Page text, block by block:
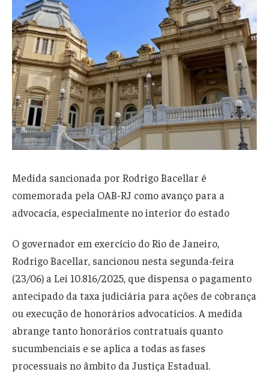
Medida sancionada por Rodrigo Bacellar é
comemorada pela OAB-RJ como avanço para a
advocacia, especialmente no interior do estado
O governador em exercício do Rio de Janeiro,
Rodrigo Bacellar, sancionou nesta segunda-feira
(23/06) a Lei 10.816/2025, que dispensa o pagamento
antecipado da taxa judiciária para ações de cobrança
ou execução de honorários advocatícios. A medida
abrange tanto honorários contratuais quanto
sucumbenciais e se aplica a todas as fases
processuais no âmbito da Justiça Estadual.